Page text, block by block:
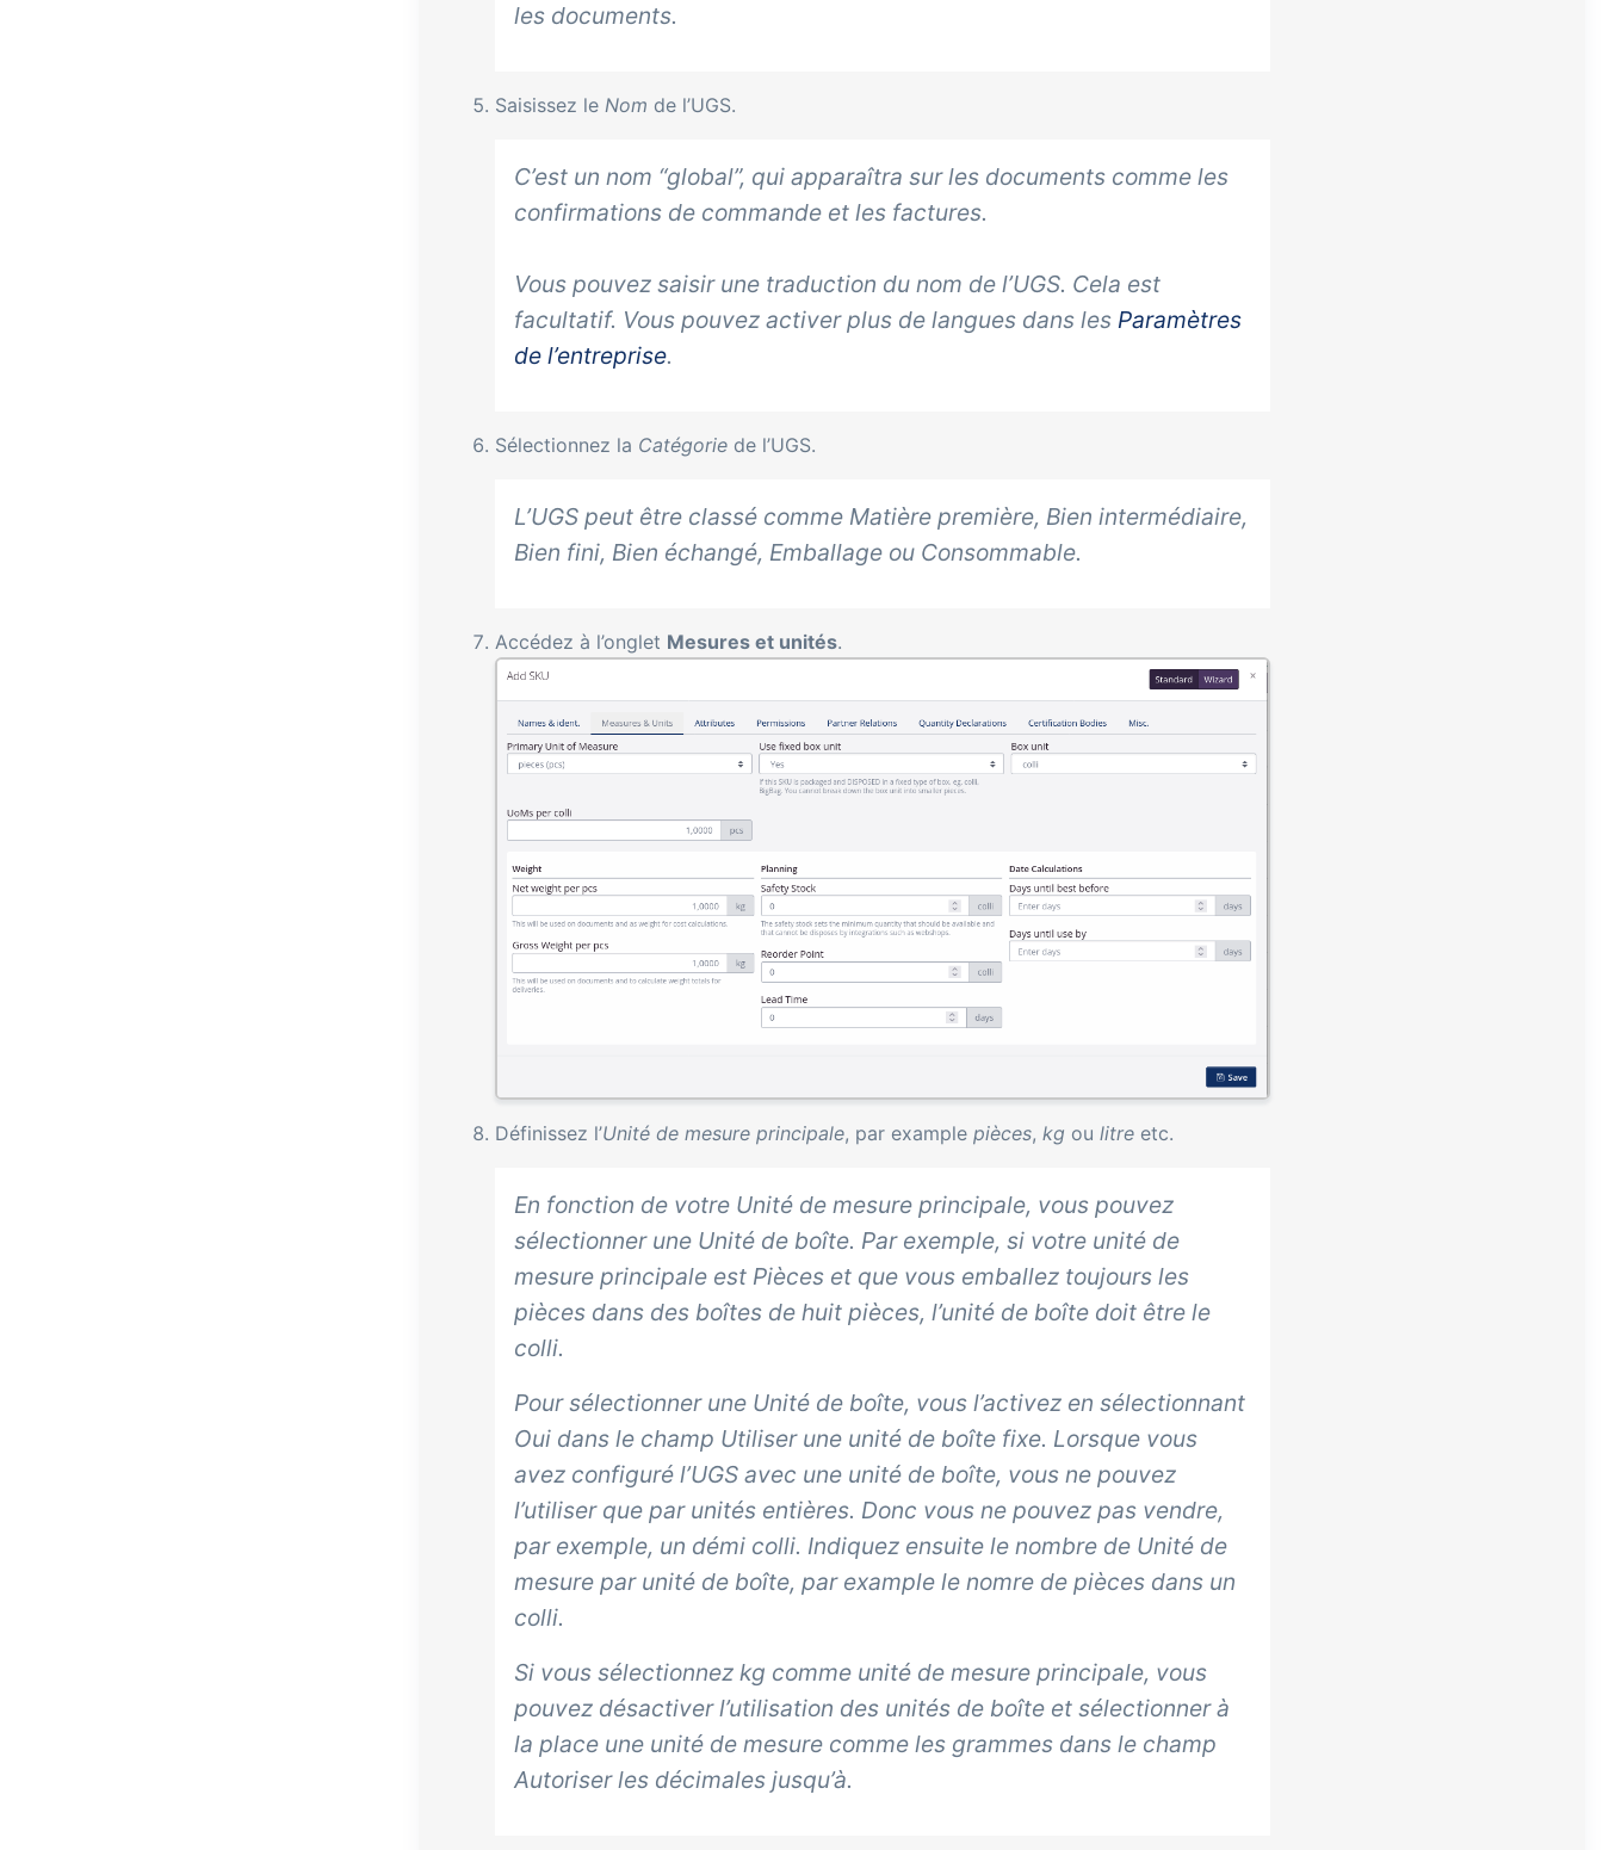
les documents.
Saisissez le Nom de l’UGS.
C’est un nom “global”, qui apparaîtra sur les documents comme les
confirmations de commande et les factures.
Vous pouvez saisir une traduction du nom de l’UGS. Cela est
facultatif. Vous pouvez activer plus de langues dans les Paramètres
de l’entreprise.
Sélectionnez la Catégorie de l’UGS.
L’UGS peut être classé comme Matière première, Bien intermédiaire,
Bien fini, Bien échangé, Emballage ou Consommable.
Accédez à l’onglet Mesures et unités.
Définissez l’Unité de mesure principale, par example pièces, kg ou litre etc.
En fonction de votre Unité de mesure principale, vous pouvez
sélectionner une Unité de boîte. Par exemple, si votre unité de
mesure principale est Pièces et que vous emballez toujours les
pièces dans des boîtes de huit pièces, l’unité de boîte doit être le
colli.
Pour sélectionner une Unité de boîte, vous l’activez en sélectionnant
Oui dans le champ Utiliser une unité de boîte fixe. Lorsque vous
avez configuré l’UGS avec une unité de boîte, vous ne pouvez
l’utiliser que par unités entières. Donc vous ne pouvez pas vendre,
par exemple, un démi colli. Indiquez ensuite le nombre de Unité de
mesure par unité de boîte, par example le nomre de pièces dans un
colli.
Si vous sélectionnez kg comme unité de mesure principale, vous
pouvez désactiver l’utilisation des unités de boîte et sélectionner à
la place une unité de mesure comme les grammes dans le champ
Autoriser les décimales jusqu’à.